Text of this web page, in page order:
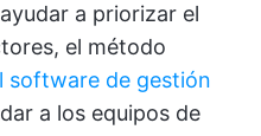
a priorizar el
el método
software de gestión
a los equipos de